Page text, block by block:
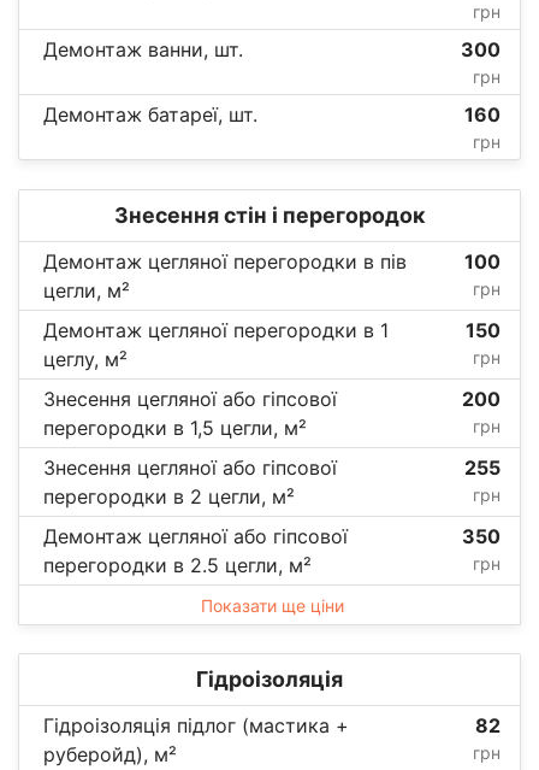
грн
Демонтаж ванни, шт. 300
грн
Демонтаж батареї, шт. 160
грн
Знесення стін і перегородок
Демонтаж цегляної перегородки в пів
цегли, м²
100
грн
Демонтаж цегляної перегородки в 1
цеглу, м²
150
грн
Знесення цегляної або гіпсової
перегородки в 1,5 цегли, м²
200
грн
Знесення цегляної або гіпсової
перегородки в 2 цегли, м²
255
грн
Демонтаж цегляної або гіпсової
перегородки в 2.5 цегли, м²
350
грн
Показати ще ціни
Гідроізоляція
Гідроізоляція підлог (мастика +
руберойд), м²
82
грн